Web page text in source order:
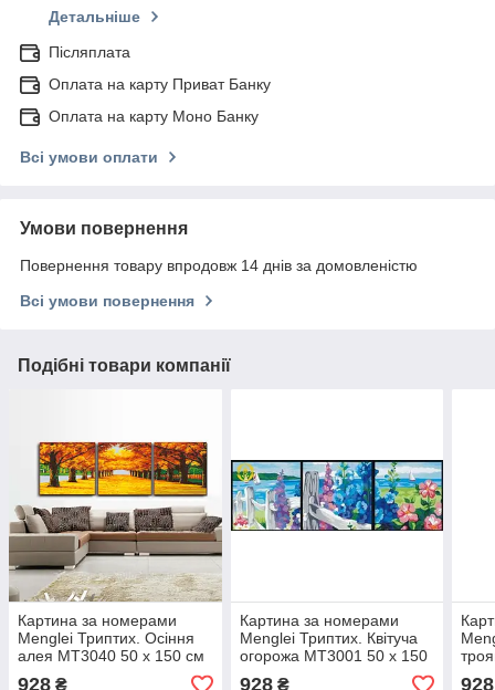
Детальніше
Післяплата
Оплата на карту Приват Банку
Оплата на карту Моно Банку
Всі умови оплати
Умови повернення
Повернення товару впродовж 14 днів за домовленістю
Всі умови повернення
Подібні товари компанії
Картина за номерами
Menglei Триптих. Осіння
алея MT3040 50 х 150 см
928 ₴
Картина за номерами
Menglei Триптих. Квітуча
огорожа MT3001 50 х 150
см
928₴
см
928